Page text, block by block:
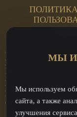
Адреса салонов:
ул. Труда, 185а, 2
Магнит
ул. Кирова, 23А
ул. Кирова, 23А -
отдел
МЫ
Мы используем
сайта, а также
улучшения